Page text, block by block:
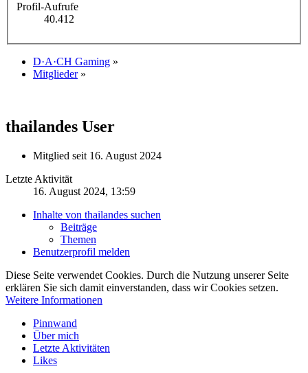
Profil-Aufrufe
40.412
D·A·CH Gaming »
Mitglieder »
thailandes User
Mitglied seit 16. August 2024
Letzte Aktivität
16. August 2024, 13:59
Inhalte von thailandes suchen
Beiträge
Themen
Benutzerprofil melden
Diese Seite verwendet Cookies. Durch die Nutzung unserer Seite
erklären Sie sich damit einverstanden, dass wir Cookies setzen.
Weitere Informationen
Pinnwand
Über mich
Letzte Aktivitäten
Likes